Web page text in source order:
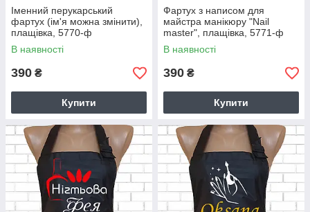
Іменний перукарський
фартух (ім'я можна змінити),
плащівка, 5770-ф
В наявності
390 ₴
Купити
Фартух з написом для
майстра манікюру "Nail
master", плащівка, 5771-ф
В наявності
390 ₴
Купити